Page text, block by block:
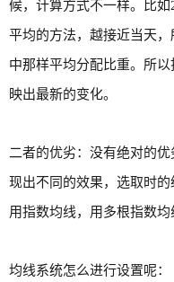
候，计算方式不一样。比
平均的方法，越接近当天
中那样平均分配比重。所
映出最新的变化。
二者的优劣：没有绝对的
现出不同的效果，选取时
用指数均线，用多根指数均
均线系统怎么进行设置呢：